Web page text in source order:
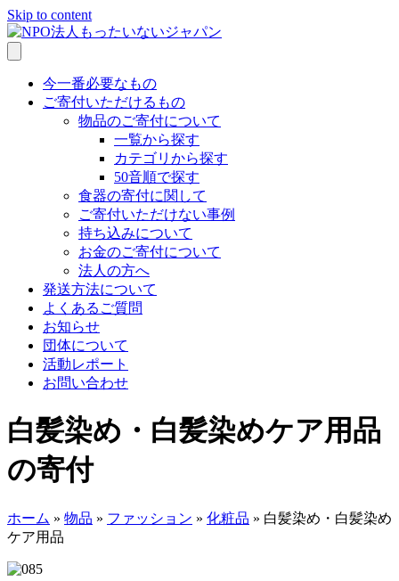
Skip to content
今一番必要なもの
ご寄付いただけるもの
物品のご寄付について
一覧から探す
カテゴリから探す
50音順で探す
食器の寄付に関して
ご寄付いただけない事例
持ち込みについて
お金のご寄付について
法人の方へ
発送方法について
よくあるご質問
お知らせ
団体について
活動レポート
お問い合わせ
白髪染め・白髪染めケア用品
の寄付
ホーム » 物品 » ファッション » 化粧品 » 白髪染め・白髪染め
ケア用品